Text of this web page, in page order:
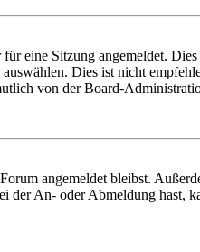
eine Sitzung angemeldet.
Dies ist nicht
von der Board-
angemeldet bleibst.
der An- oder Abmeldung hast,